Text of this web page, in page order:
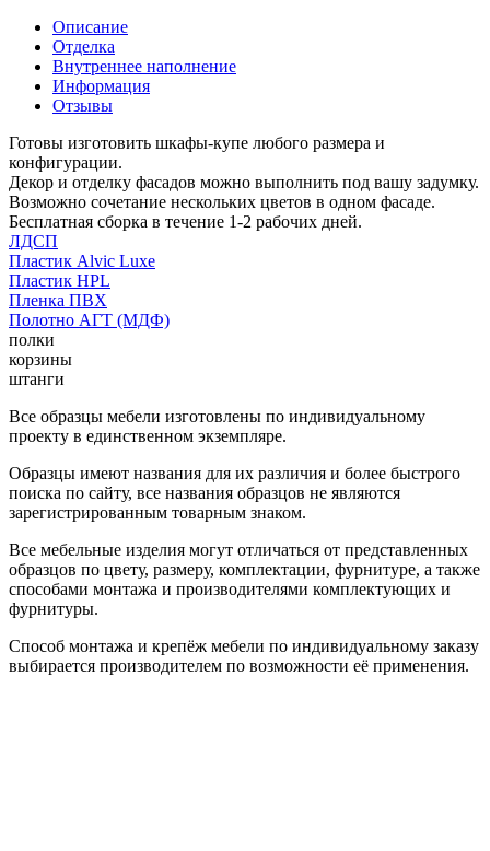
Описание
Отделка
Внутреннее наполнение
Информация
Отзывы
Готовы изготовить шкафы-купе любого размера и
конфигурации.
Декор и отделку фасадов можно выполнить под вашу задумку.
Возможно сочетание нескольких цветов в одном фасаде.
Бесплатная сборка в течение 1-2 рабочих дней.
ЛДСП
Пластик Alvic Luxe
Пластик HPL
Пленка ПВХ
Полотно АГТ (МДФ)
полки
корзины
штанги
Все образцы мебели изготовлены по индивидуальному
проекту в единственном экземпляре.
Образцы имеют названия для их различия и более быстрого
поиска по сайту, все названия образцов не являются
зарегистрированным товарным знаком.
Все мебельные изделия могут отличаться от представленных
образцов по цвету, размеру, комплектации, фурнитуре, а также
способами монтажа и производителями комплектующих и
фурнитуры.
Способ монтажа и крепёж мебели по индивидуальному заказу
выбирается производителем по возможности её применения.